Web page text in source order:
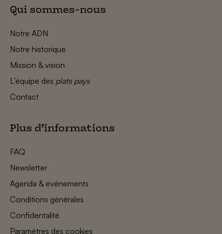
Qui sommes-nous
Notre ADN
Notre historique
Mission & vision
L’équipe des plats pays
Contact
Plus d’informations
FAQ
Newsletter
Agenda & événements
Conditions générales
Confidentalité
Paramètres des cookies